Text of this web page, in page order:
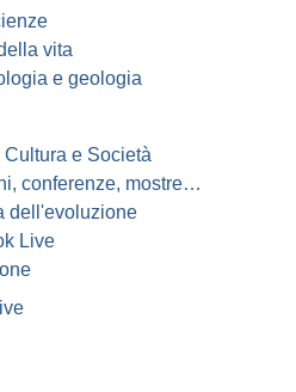
vita
e geologia
Cultura e Società
conferenze, mostre…
dell'evoluzione
Live